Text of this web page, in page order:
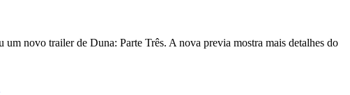
novo trailer de Duna: Parte Três. A nova previa mostra mais detalhes do